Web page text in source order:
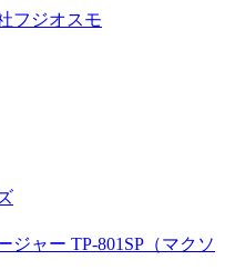
ジャー TP-801SP（マクソ